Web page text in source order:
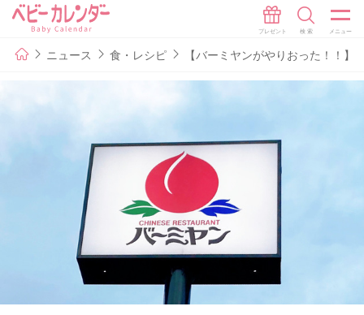
ニュース 食・レシピ 【バーミヤンがやりおった！！